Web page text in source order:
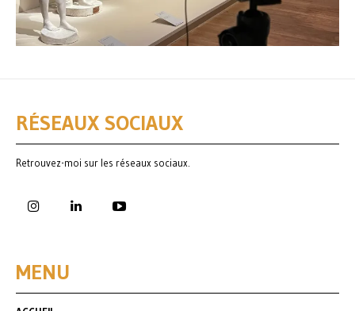
RÉSEAUX SOCIAUX
Retrouvez-moi sur les réseaux sociaux.
MENU